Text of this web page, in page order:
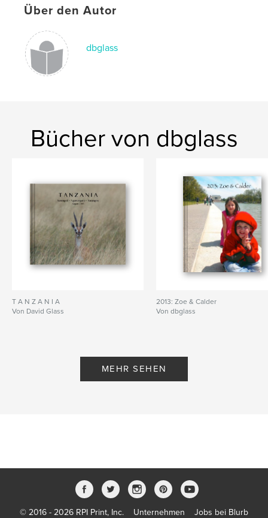
Über den Autor
dbglass
Bücher von dbglass
T A N Z A N I A
Von David Glass
2013: Zoe & Calder
Von dbglass
MEHR SEHEN
© 2016 - 2026 RPI Print, Inc. Unternehmen Jobs bei Blurb